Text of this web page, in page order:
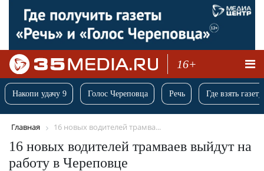
16+
Накопи удачу 9 Голос Череповца Речь Где взять
Главная 16 новых водителей трамва...
16 новых водителей трамваев выйдут на
работу в Череповце